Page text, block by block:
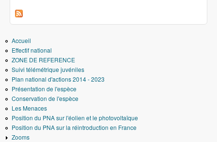
Accueil
Effectif national
ZONE DE REFERENCE
Suivi télémétrique juvéniles
Plan national d'actions 2014 - 2023
Présentation de l'espèce
Conservation de l'espèce
Les Menaces
Position du PNA sur l'éolien et le photovoltaïque
Position du PNA sur la réintroduction en France
Zooms